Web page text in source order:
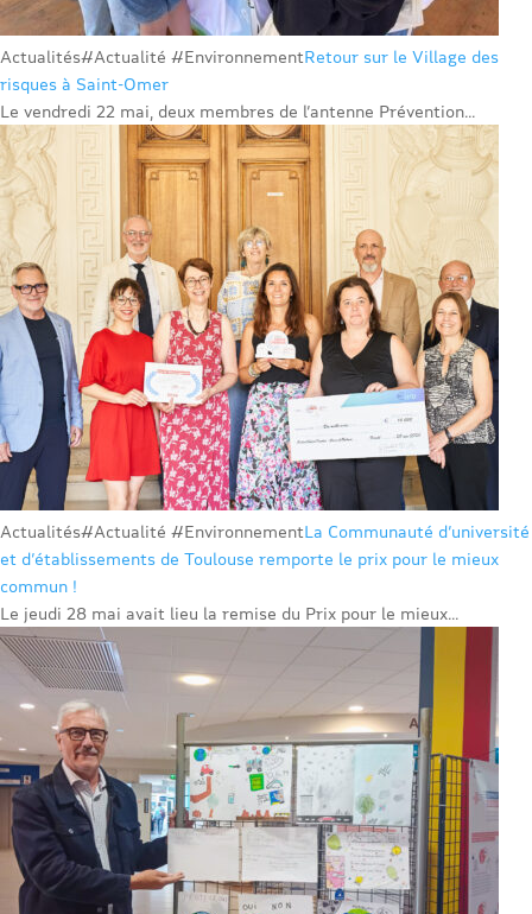
Actualités#Actualité #EnvironnementRetour sur le Village des
risques à Saint-Omer
Le vendredi 22 mai, deux membres de l’antenne Prévention...
Actualités#Actualité #EnvironnementLa Communauté d’université
et d’établissements de Toulouse remporte le prix pour le mieux
commun !
Le jeudi 28 mai avait lieu la remise du Prix pour le mieux...